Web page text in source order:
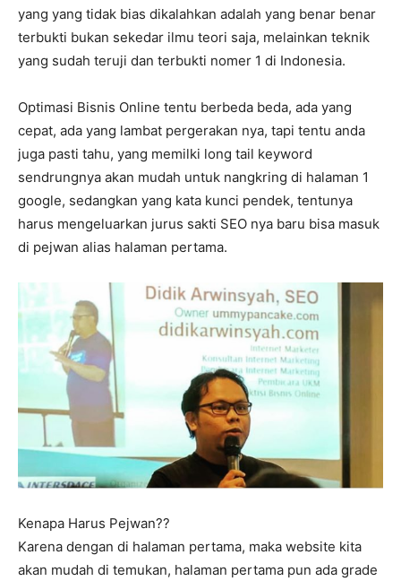
yang yang tidak bias dikalahkan adalah yang benar benar
terbukti bukan sekedar ilmu teori saja, melainkan teknik
yang sudah teruji dan terbukti nomer 1 di Indonesia.
Optimasi Bisnis Online tentu berbeda beda, ada yang
cepat, ada yang lambat pergerakan nya, tapi tentu anda
juga pasti tahu, yang memilki long tail keyword
sendrungnya akan mudah untuk nangkring di halaman 1
google, sedangkan yang kata kunci pendek, tentunya
harus mengeluarkan jurus sakti SEO nya baru bisa masuk
di pejwan alias halaman pertama.
Kenapa Harus Pejwan??
Karena dengan di halaman pertama, maka website kita
akan mudah di temukan, halaman pertama pun ada grade